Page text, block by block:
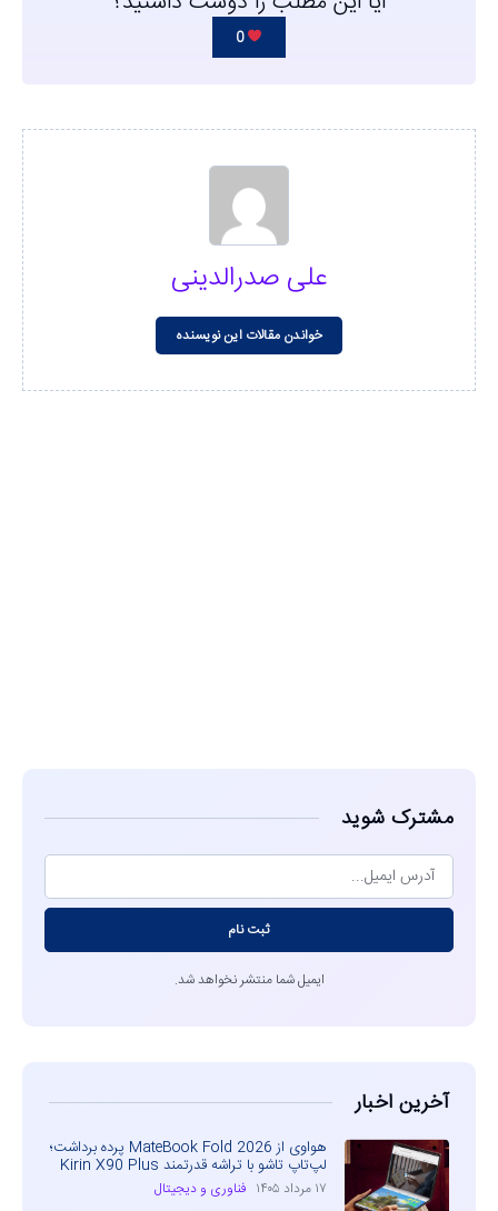
0
علی صدرالدینی
خواندن مقالات این نویسنده
مشترک شوید
ثبت نام
ایمیل شما منتشر نخواهد شد.
آخرین اخبار
هواوی از MateBook Fold 2026 پرده برداشت؛
لپ‌تاپ تاشو با تراشه قدرتمند Kirin X90 Plus
۱۷ مرداد ۱۴۰۵ فناوری و دیجیتال